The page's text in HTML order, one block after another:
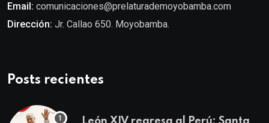
Email: comunicaciones@prelaturademoyobamba.com
Dirección: Jr. Callao 650. Moyobamba.
Posts recientes